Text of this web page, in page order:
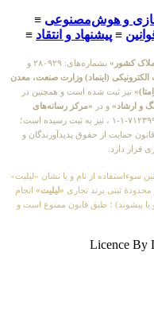
و هوش‌مصنوعی ≡
≡ پیشنهاد و انتقاد ≡
کشور»
بشماره‌های: ۲۸۰۹۲۹ و
(اینماد) وزارت صنعت، معدن
نیز ثبت شده است و همچنین در
و ارشاد» و در «مرکز رسانه‌های
بشماره شامَد: ۱-۳-۶۵-۷۱۲۳۹۹-۱-۱ ، نیز به ثبت رسیده است؛
حمایت از حقوق پدیدآورندگان و
قرار دارد.
سوءاستفاده از نام و یا نشان «لیلیت»
ثبتی برند تجاری «لیلیت» انجام
یا پیشوند) ؛ طبق قانون ممنوع است و
Licence By